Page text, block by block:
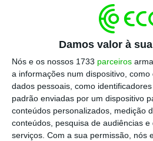
Damos valor à
Nós e os nossos 1733 parceiros
a informações num dispositivo,
dados pessoais, como
padrão enviadas por um dispositivo
conteúdos personalizados, medição
conteúdos, pesquisa de audiências
serviços. Com a sua permissão, nós
Interno Bruto (PIB) dos
2024, para 2,2% este ano.
encerra, contudo,um corte
percentuais (pp.) face ao
em setembro.
Apesar do efeito de
crescimento registado no